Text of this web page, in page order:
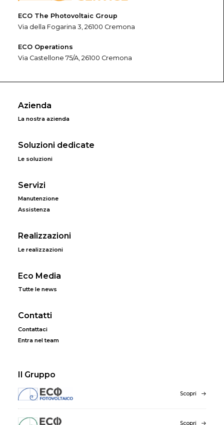
ECO The Photovoltaic Group
Via della Fogarina 3, 26100 Cremona
ECO Operations
Via Castellone 75/A, 26100 Cremona
Azienda
La nostra azienda
Soluzioni dedicate
Le soluzioni
Servizi
Manutenzione
Assistenza
Realizzazioni
Le realizzazioni
Eco Media
Tutte le news
Contatti
Contattaci
Entra nel team
Il Gruppo
Scopri
Scopri